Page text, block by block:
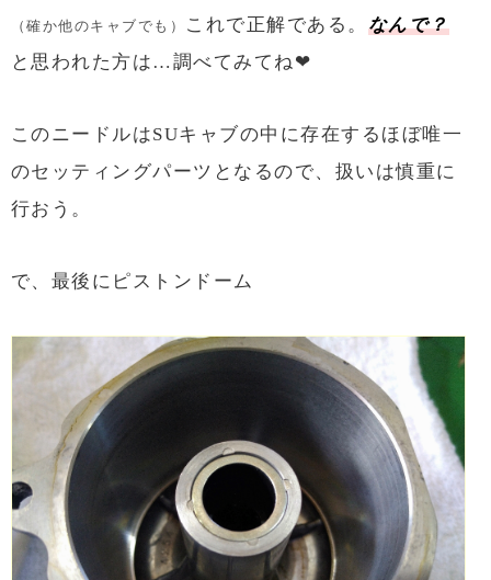
（確か他のキャブでも） これで正解である。 なんで？
と思われた方は…調べてみてね❤
このニードルはSUキャブの中に存在するほぼ唯一
のセッティングパーツとなるので、扱いは慎重に
行おう。
で、最後にピストンドーム